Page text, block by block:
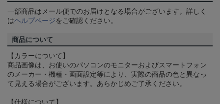
一部商品はメール便でのお届けとなる場合がございます。詳しく
はヘルプページをご確認ください。
商品について
【カラーについて】
商品画像は、お使いのパソコンのモニターおよびスマートフォン
のメーカー・機種・画面設定等により、実際の商品の色と異なっ
て見える場合がございます。あらかじめご了承ください。
【仕様について】